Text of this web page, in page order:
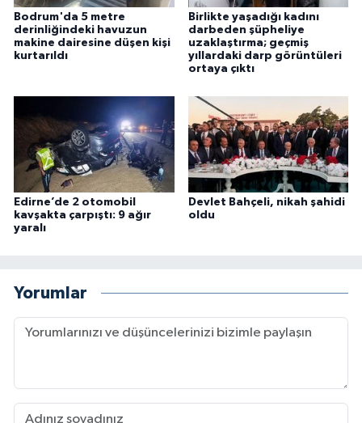
Bodrum'da 5 metre
derinliğindeki havuzun
makine dairesine düşen kişi
kurtarıldı
Birlikte yaşadığı kadını
darbeden şüpheliye
uzaklaştırma; geçmiş
yıllardaki darp görüntüleri
ortaya çıktı
Edirne’de 2 otomobil
kavşakta çarpıştı: 9 ağır
yaralı
Devlet Bahçeli, nikah şahidi
oldu
Yorumlar